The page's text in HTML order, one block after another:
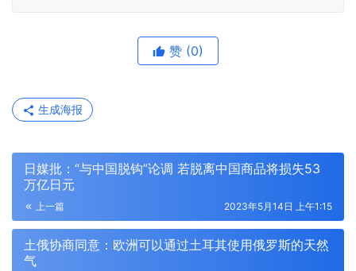
赞 (0)
生成海报
日媒批：“与中国脱钩”论调 若脱离中国商品将损失53
万亿日元
上一篇 2023年5月14日 上午1:15
土俄协商同意：欧洲可以通过土耳其使用俄罗斯的天然
气